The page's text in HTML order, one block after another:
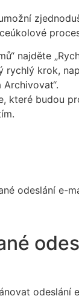
najděte
rychlý krok,
Archivovat“.
které budou
odeslání